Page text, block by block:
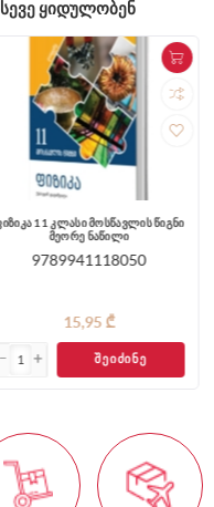
ᲧᲘᲓᲣᲚᲝᲑᲔᲜ
11 კლასი მოსწავლის წიგნი
მეორე ნაწილი
9789941118050
15,95 ₾
ᲨᲔᲘᲫᲘᲜᲔ